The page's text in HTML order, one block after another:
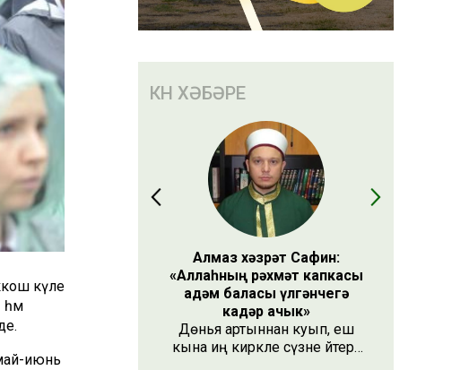
күле
июнь
КӨН ХӘБӘРЕ
Алмаз хәзрәт Сафин:
«Аллаһның рәхмәт капкасы
адәм баласы үлгәнчегә
кадәр ачык»
Дөнья артыннан куып, еш
кына иң кирәкле сүзне әйтергә